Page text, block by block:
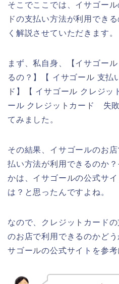
そこでここでは、イサゴー
ドの支払い方法が利用でき
く解説させていただきます。
まず、私自身、【イサゴー
るの？】【 イサゴール 支
ド】【 イサゴール クレジッ
ール クレジットカード 失
てみました。
その結果、イサゴールのお
払い方法が利用できるのか
かは、イサゴールの公式サ
は？と思ったんですよね。
なので、クレジットカード
のお店で利用できるのかど
サゴールの公式サイトを参考